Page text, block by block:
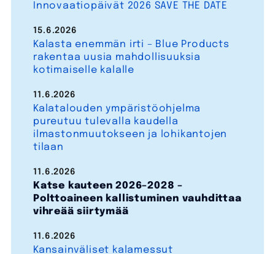
Innovaatiopäivät 2026 SAVE THE DATE
Kalasta enemmän irti – Blue Products
rakentaa uusia mahdollisuuksia
kotimaiselle kalalle
15.6.2026
Kalatalouden ympäristöohjelma
pureutuu tulevalla kaudella
ilmastonmuutokseen ja lohikantojen
tilaan
11.6.2026
Katse kauteen 2026–2028 –
Polttoaineen kallistuminen vauhdittaa
vihreää siirtymää
11.6.2026
Kansainväliset kalamessut
11.6.2026